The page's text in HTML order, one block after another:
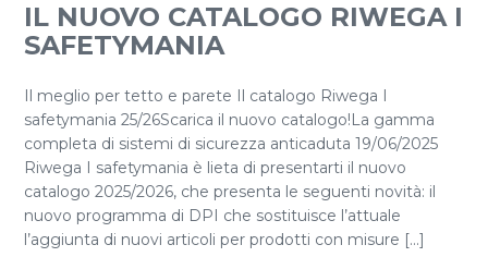
IL NUOVO CATALOGO RIWEGA I
SAFETYMANIA
Il meglio per tetto e parete Il catalogo Riwega I
safetymania 25/26Scarica il nuovo catalogo!La gamma
completa di sistemi di sicurezza anticaduta 19/06/2025
Riwega I safetymania è lieta di presentarti il nuovo
catalogo 2025/2026, che presenta le seguenti novità: il
nuovo programma di DPI che sostituisce l’attuale
l’aggiunta di nuovi articoli per prodotti con misure [...]